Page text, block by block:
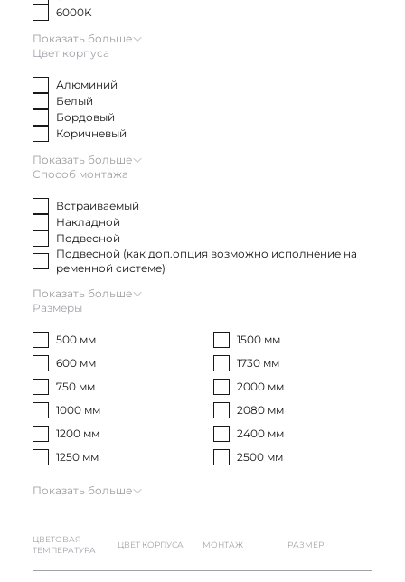
6000K
Показать больше
Цвет корпуса
Алюминий
Белый
Бордовый
Коричневый
Показать больше
Размеры
500 мм
600 мм
750 мм
1000 мм
1200 мм
1250 мм
1500 мм
1730 мм
2000 мм
2080 мм
2400 мм
2500 мм
Показать больше
Способ монтажа
Встраиваемый
Накладной
Подвесной
Подвесной (как доп.опция возможно исполнение на
ременной системе)
Показать больше
ЦВЕТОВАЯ
ТЕМПЕРАТУРА
ЦВЕТ КОРПУСА МОНТАЖ РАЗМЕР